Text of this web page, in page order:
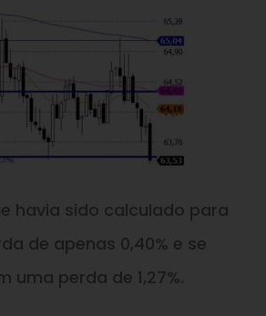
havia sido calculado para
de apenas 0,40% e se
uma perda de 1,27%.